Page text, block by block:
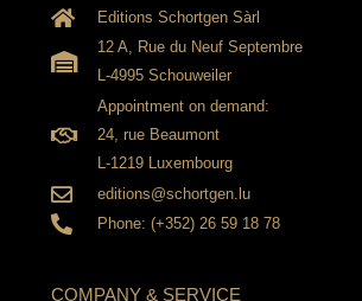
Editions Schortgen Sàrl
12 A, Rue du Neuf Septembre
L-4995 Schouweiler
Appointment on demand:
24, rue Beaumont
L-1219 Luxembourg
editions@schortgen.lu
Phone: (+352) 26 59 18 78
COMPANY & SERVICE